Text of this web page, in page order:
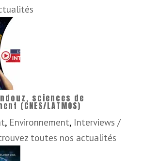
sciences de
(CNES/LATMOS)
, Environnement, Interviews /
toutes nos actualités